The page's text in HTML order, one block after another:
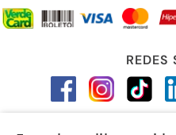
REDES